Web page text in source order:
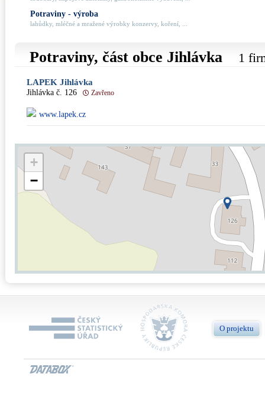
Potraviny - výroba
lahůdky, mléčné a mražené výrobky konzervy, koření, ...
Potraviny, část obce Jihlávka 1
LAPEK Jihlávka
Jihlávka č. 126 Zavřeno
www.lapek.cz
+
−
O projektu